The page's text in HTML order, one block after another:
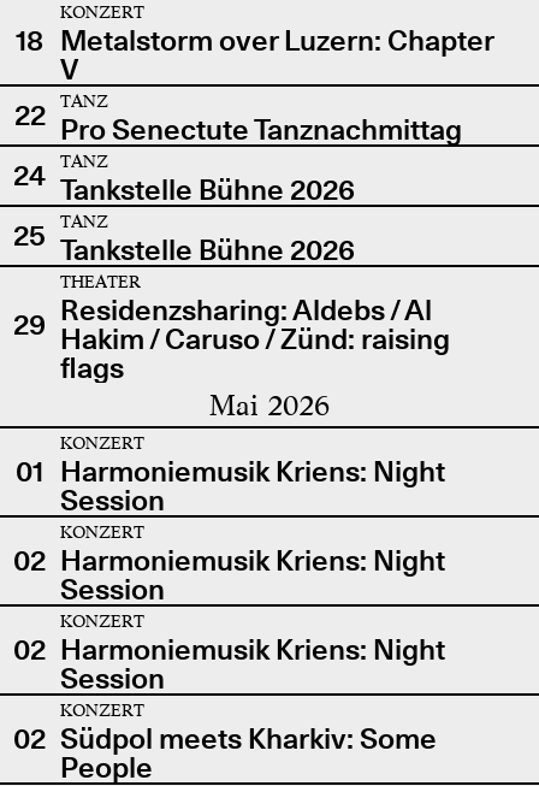
18
KONZERT
Metalstorm over Luzern: Chapter
V
22
TANZ
Pro Senectute Tanznachmittag
24
TANZ
Tankstelle Bühne 2026
25
TANZ
Tankstelle Bühne 2026
29
THEATER
Residenzsharing: Aldebs / Al
Hakim / Caruso / Zünd: raising
flags
Mai 2026
01
KONZERT
Harmoniemusik Kriens: Night
Session
02
KONZERT
Harmoniemusik Kriens: Night
Session
02
KONZERT
Harmoniemusik Kriens: Night
Session
02
KONZERT
Südpol meets Kharkiv: Some
People